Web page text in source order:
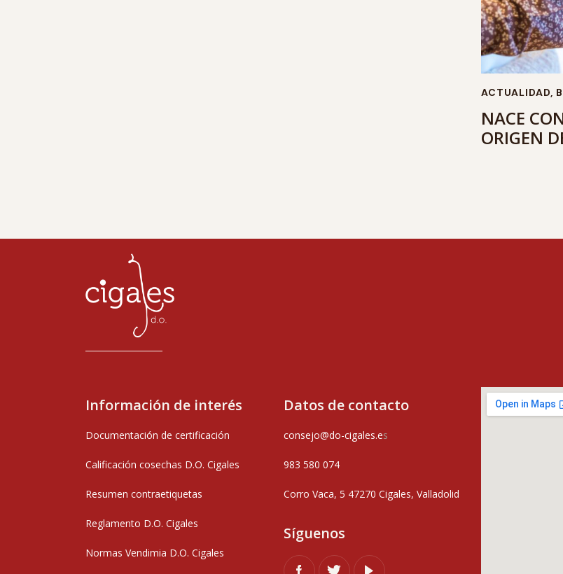
ACTUALIDAD,
NACE
ORIGEN
Información de interés
Documentación de certificación
Calificación cosechas D.O. Cigales
Resumen contraetiquetas
Reglamento D.O. Cigales
Normas Vendimia D.O. Cigales
Datos de contacto
consejo@do-cigales.es
983 580 074
Corro Vaca, 5 47270 Cigales, Valladolid
Síguenos